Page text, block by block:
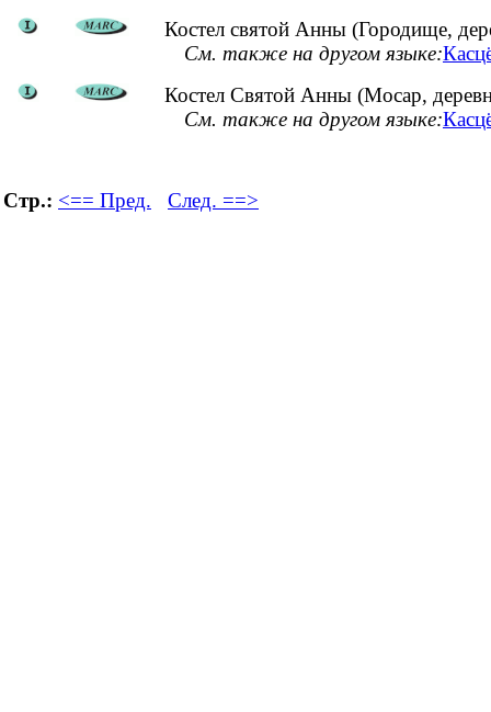
Костел святой Анны (Городище,
См. также на другом языке:
Костел Святой Анны (Мосар,
См. также на другом языке:
Стр.: <== Пред. След. ==>